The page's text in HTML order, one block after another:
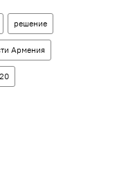
решение
Армения